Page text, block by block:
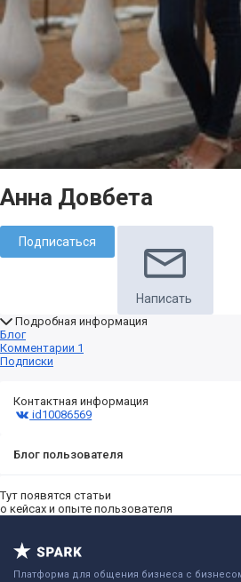
Анна Довбета
Подписаться
Написать
Подробная информация
Блог
Комментарии 1
Подписки
Контактная информация
id10086569
Блог пользователя
Тут появятся статьи
о кейсах и опыте пользователя
Платформа для общения бизнеса с